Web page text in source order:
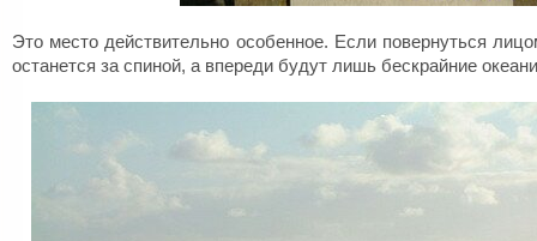
Это место действительно особенное. Если повернуться
останется за спиной, а впереди будут лишь бескрайние